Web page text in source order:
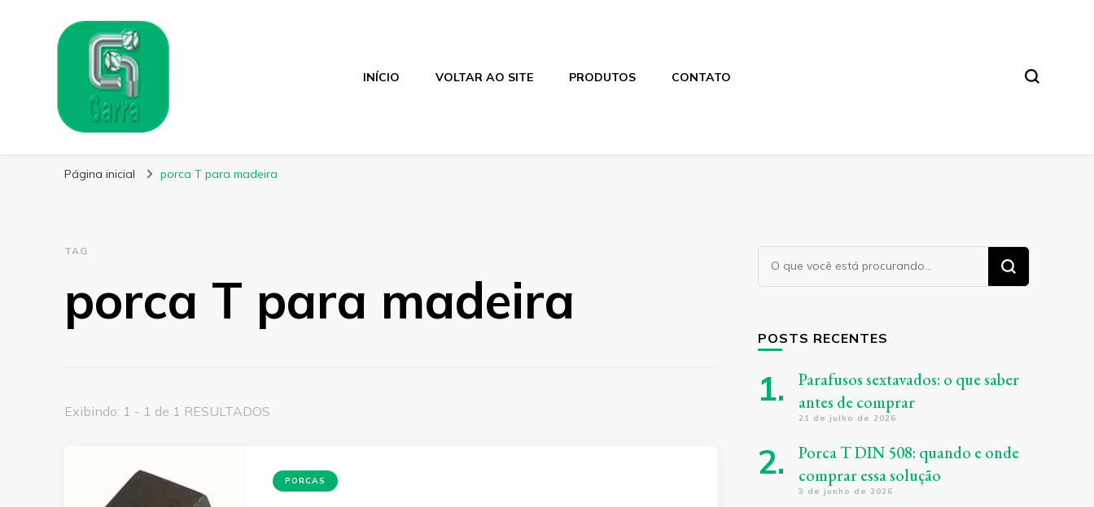
Garra Fixação
INÍCIO VOLTAR AO SITE PRODUTOS CONTATO
Página inicial porca T para madeira
TAG
porca T para madeira
Exibindo: 1 - 1 de 1 RESULTADOS
PORCAS
Procurando
algo?
POSTS RECENTES
Parafusos sextavados: o que saber
antes de comprar
21 de julho de 2026
Porca T DIN 508: quando e onde
comprar essa solução
3 de junho de 2026